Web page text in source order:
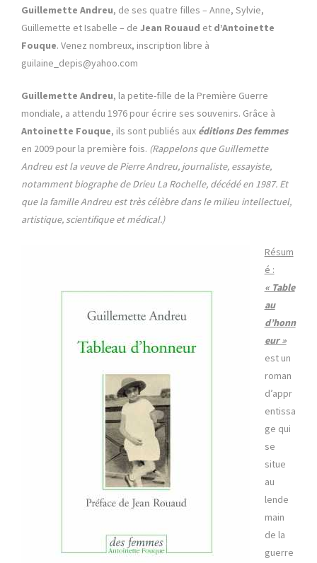
Guillemette Andreu, de ses quatre filles – Anne, Sylvie,
Guillemette et Isabelle – de Jean Rouaud et d’Antoinette
Fouque. Venez nombreux, inscription libre à
guilaine_depis@yahoo.com
Guillemette Andreu, la petite-fille de la Première Guerre
mondiale, a attendu 1976 pour écrire ses souvenirs. Grâce à
Antoinette Fouque, ils sont publiés aux éditions Des femmes
en 2009 pour la première fois. (Rappelons que Guillemette
Andreu est la veuve de Pierre Andreu, journaliste, essayiste,
notamment biographe de Drieu La Rochelle, décédé en 1987. Et
que la famille Andreu est très célèbre dans le milieu intellectuel,
artistique, scientifique et médical.)
Résum
é :
« Table
au
d’honn
eur »
est un
roman
d’appr
entissa
ge qui
se
situe
au
lende
main
de la
guerre